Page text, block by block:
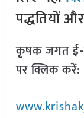
पद्धतियों
कृषक जगत ई-
पर क्लिक करें: